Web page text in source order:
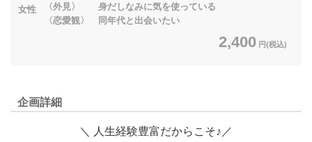
女性
〈外見〉 身だしなみに気を使っている
〈恋愛観〉 同年代と出会いたい
2,400 円(税込)
企画詳細
＼ 人生経験豊富だからこそ♪ ／